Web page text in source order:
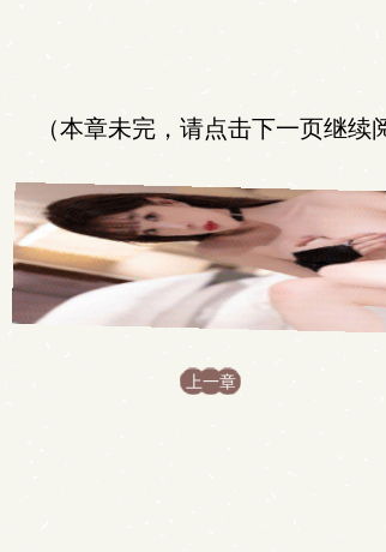
（本章未完，请点击下一页继续
上一章